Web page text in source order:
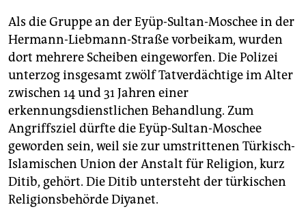
Als die Gruppe an der Eyüp-Sultan-Moschee in der
Hermann-Liebmann-Straße vorbeikam, wurden
dort mehrere Scheiben eingeworfen. Die Polizei
unterzog insgesamt zwölf Tatverdächtige im Alter
zwischen 14 und 31 Jahren einer
erkennungsdienstlichen Behandlung. Zum
Angriffsziel dürfte die Eyüp-Sultan-Moschee
geworden sein, weil sie zur umstrittenen Türkisch-
Islamischen Union der Anstalt für Religion, kurz
Ditib, gehört. Die Ditib untersteht der türkischen
Religionsbehörde Diyanet.